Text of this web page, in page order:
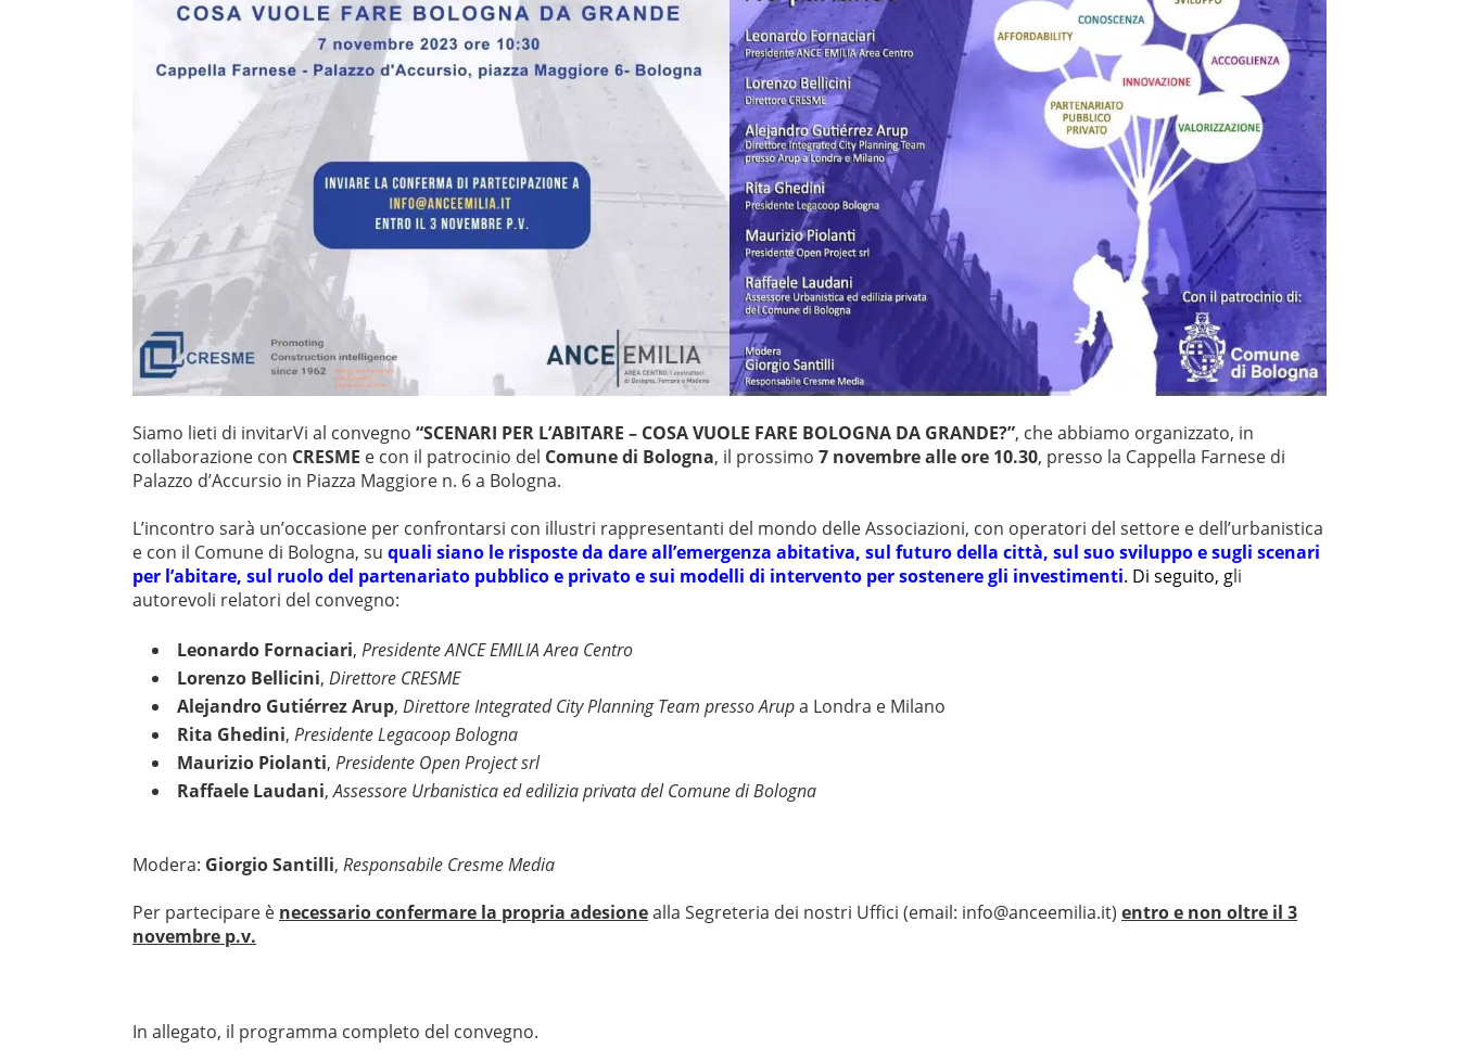
Siamo lieti di invitarVi al convegno “SCENARI PER L’ABITARE – COSA VUOLE FARE BOLOGNA DA GRANDE?”, che abbiamo organizzato, in
collaborazione con CRESME e con il patrocinio del Comune di Bologna, il prossimo 7 novembre alle ore 10.30, presso la Cappella Farnese di
Palazzo d’Accursio in Piazza Maggiore n. 6 a Bologna.
L’incontro sarà un’occasione per confrontarsi con illustri rappresentanti del mondo delle Associazioni, con operatori del settore e dell’urbanistica
e con il Comune di Bologna, su quali siano le risposte da dare all’emergenza abitativa, sul futuro della città, sul suo sviluppo e sugli scenari
per l’abitare, sul ruolo del partenariato pubblico e privato e sui modelli di intervento per sostenere gli investimenti. Di seguito, gli
autorevoli relatori del convegno:
Leonardo Fornaciari, Presidente ANCE EMILIA Area Centro
Lorenzo Bellicini, Direttore CRESME
Alejandro Gutiérrez Arup, Direttore Integrated City Planning Team presso Arupa Londra e Milano
Rita Ghedini, Presidente Legacoop Bologna
Maurizio Piolanti, Presidente Open Project srl
Raffaele Laudani,Assessore Urbanistica ed edilizia privata del Comune di Bologna
Modera: Giorgio Santilli, Responsabile Cresme Media
Per partecipare è necessario confermare la propria adesionealla Segreteria dei nostri Uffici (email: info@anceemilia.it) entro e non oltre il 3
novembre p.v.
In allegato, il programma completo del convegno.